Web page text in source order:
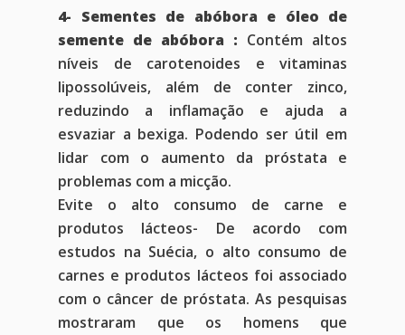
4- Sementes de abóbora e óleo de
semente de abóbora : Contém altos
níveis de carotenoides e vitaminas
lipossolúveis, além de conter zinco,
reduzindo a inflamação e ajuda a
esvaziar a bexiga. Podendo ser útil em
lidar com o aumento da próstata e
problemas com a micção.
Evite o alto consumo de carne e
produtos lácteos- De acordo com
estudos na Suécia, o alto consumo de
carnes e produtos lácteos foi associado
com o câncer de próstata. As pesquisas
mostraram que os homens que
Livro 128 Receitas
Contato
Publicações